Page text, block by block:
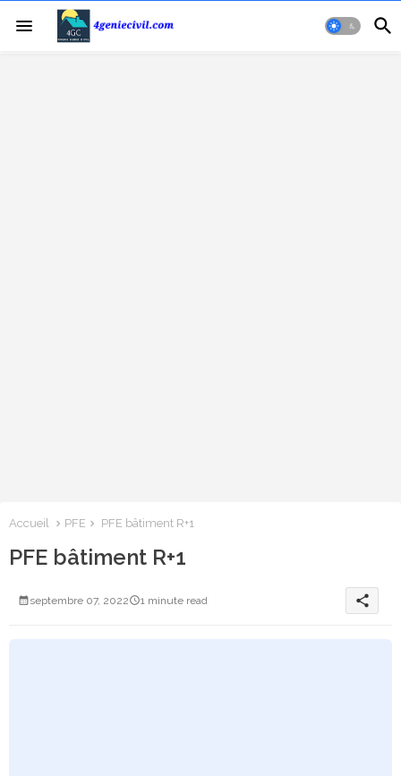
Accueil PFE PFE bâtiment R+1
PFE bâtiment R+1
septembre 07, 2022 1 minute read share